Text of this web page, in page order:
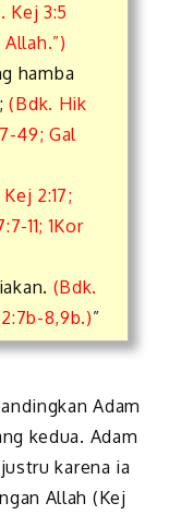
Kej 3:5
hamba
(Bdk. Hik
49; Gal
2:17;
11; 1Kor
(Bdk.
8,9b.)”
Adam
kedua. Adam
karena ia
Allah (Kej